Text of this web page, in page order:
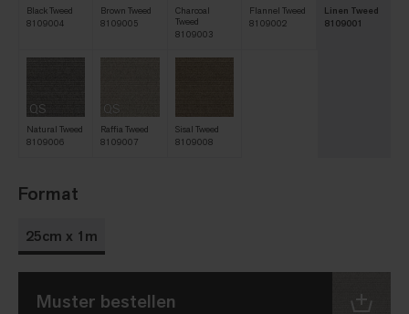
Black Tweed
8109004
Brown Tweed
8109005
Charcoal
Tweed
8109003
Flannel Tweed
8109002
Linen Tweed
8109001
QS
Natural Tweed
8109006
QS
Raffia Tweed
8109007
Sisal Tweed
8109008
Format
25cm x 1m
Muster bestellen